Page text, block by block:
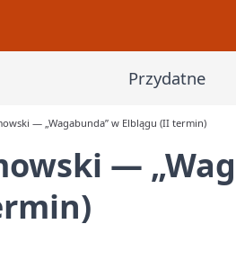
Przydatne
— „Wagabunda” w Elblągu (II termin)
—